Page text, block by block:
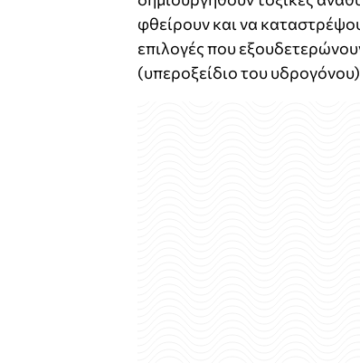
φθείρουν και να
επιλογές που
(υπεροξείδιο του